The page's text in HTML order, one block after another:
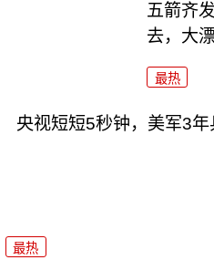
五箭齐
去，大
最热
央视短短5秒钟，美军3
最热